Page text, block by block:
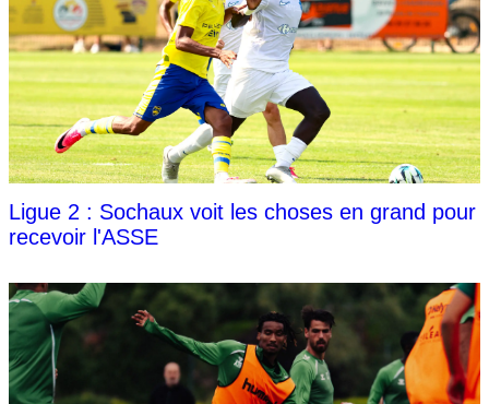
Ligue 2 : Sochaux voit les choses en grand pour
recevoir l'ASSE